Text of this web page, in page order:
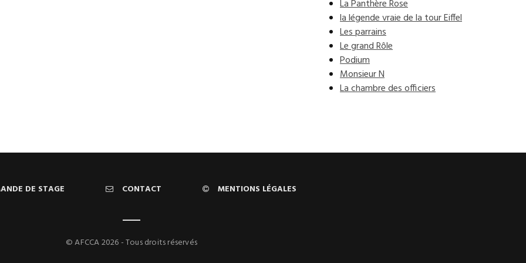
La Panthère Rose
la légende vraie de la tour Eiffel
Les parrains
Le grand Rôle
Podium
Monsieur N
La chambre des officiers
DE STAGE CONTACT MENTIONS LÉGALES
© AFCCA 2026 - Tous droits réservés